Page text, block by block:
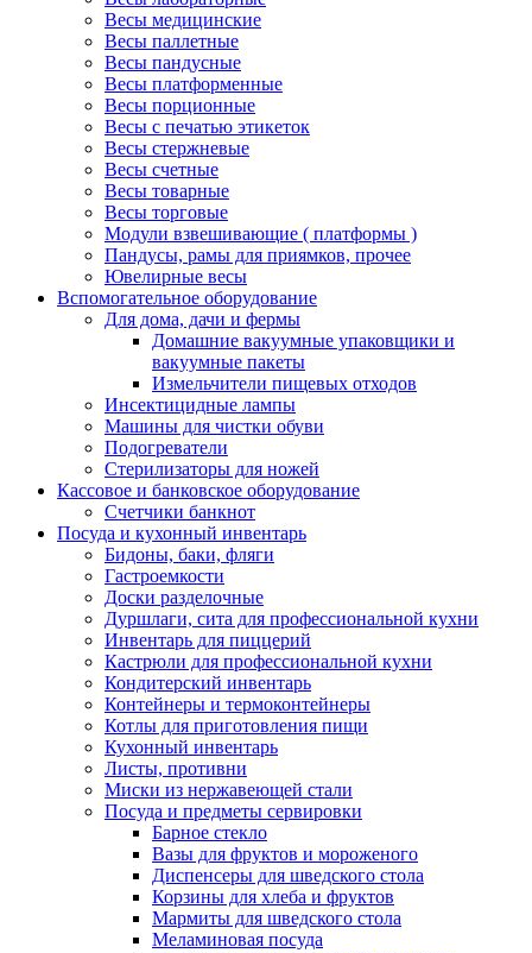
Весы медицинские
Весы паллетные
Весы пандусные
Весы платформенные
Весы порционные
Весы с печатью этикеток
Весы стержневые
Весы счетные
Весы товарные
Весы торговые
Модули взвешивающие ( платформы )
Пандусы, рамы для приямков, прочее
Ювелирные весы
Вспомогательное оборудование
Для дома, дачи и фермы
Домашние вакуумные упаковщики и
вакуумные пакеты
Измельчители пищевых отходов
Инсектицидные лампы
Машины для чистки обуви
Подогреватели
Стерилизаторы для ножей
Кассовое и банковское оборудование
Счетчики банкнот
Посуда и кухонный инвентарь
Бидоны, баки, фляги
Гастроемкости
Доски разделочные
Дуршлаги, сита для профессиональной кухни
Инвентарь для пиццерий
Кастрюли для профессиональной кухни
Кондитерский инвентарь
Контейнеры и термоконтейнеры
Котлы для приготовления пищи
Кухонный инвентарь
Листы, противни
Миски из нержавеющей стали
Посуда и предметы сервировки
Барное стекло
Вазы для фруктов и мороженого
Диспенсеры для шведского стола
Корзины для хлеба и фруктов
Мармиты для шведского стола
Меламиновая посуда